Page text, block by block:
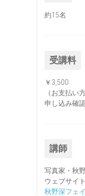
約15名
受講料
￥3,500
（お支払い
申し込み確
講師
写真家・秋
ウェブサイト
秋野深フェ